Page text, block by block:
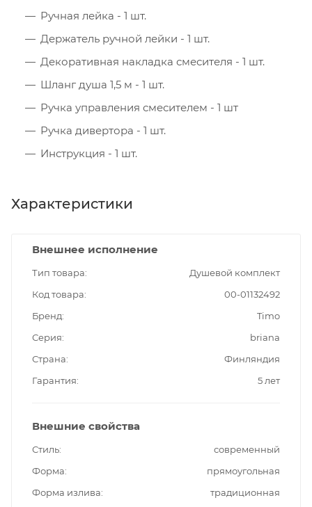
Ручная лейка - 1 шт.
Держатель ручной лейки - 1 шт.
Декоративная накладка смесителя - 1 шт.
Шланг душа 1,5 м - 1 шт.
Ручка управления смесителем - 1 шт
Ручка дивертора - 1 шт.
Инструкция - 1 шт.
Характеристики
Внешнее исполнение
Тип товара
Душевой комплект
Код товара
00-01132492
Бренд
Timo
Серия
briana
Страна
Финляндия
Гарантия
5 лет
Внешние свойства
Стиль
современный
Форма
прямоугольная
Форма излива
традиционная